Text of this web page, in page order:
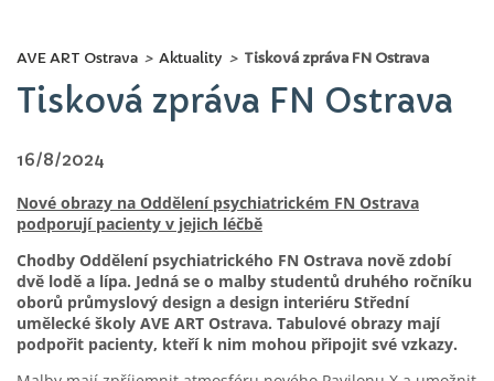
AVE ART Ostrava > Aktuality > Tisková zpráva FN Ostrava
Tisková zpráva FN Ostrava
16/8/2024
Nové obrazy na Oddělení psychiatrickém FN Ostrava
podporují pacienty v jejich léčbě
Chodby Oddělení psychiatrického FN Ostrava nově zdobí
dvě lodě a lípa. Jedná se o malby studentů druhého ročníku
oborů průmyslový design a design interiéru Střední
umělecké školy AVE ART Ostrava. Tabulové obrazy mají
podpořit pacienty, kteří k nim mohou připojit své vzkazy.